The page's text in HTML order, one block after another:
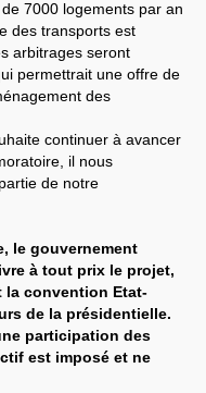
7000 logements par an
des transports est
arbitrages seront
permettrait une offre de
des
continuer à avancer
il nous
de notre
le gouvernement
à tout prix le projet,
la convention Etat-
de la présidentielle.
participation des
est imposé et ne